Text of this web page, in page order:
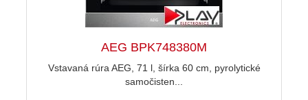
AEG BPK748380M
Vstavaná rúra AEG, 71 l, šírka 60 cm, pyrolytické
samočisten...